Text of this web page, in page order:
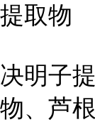
提取物
决明子
物、芦